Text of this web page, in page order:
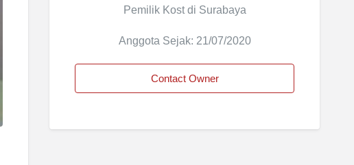
Pemilik Kost di Surabaya
Anggota Sejak: 21/07/2020
Contact Owner